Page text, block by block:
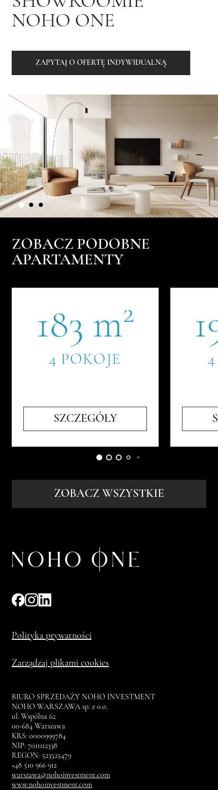
NOHO ONE
ZAPYTAJ O OFERTĘ INDYWIDUALNĄ
ZOBACZ PODOBNE
APARTAMENTY
183 m2
4 POKOJE
SZCZEGÓŁY
ZOBACZ WSZYSTKIE
Polityka prywatności
Zarządzaj plikami cookies
BIURO SPRZEDAŻY NOHO INVESTMENT
NOHO WARSZAWA sp. z o.o.
ul. Wspólna 62
00-684 Warszawa
KRS: 0000999784
NIP: 7011112338
REGON: 523525479
+48 510 966 912
warszawa@nohoinvestment.com
www.nohoinvestment.com